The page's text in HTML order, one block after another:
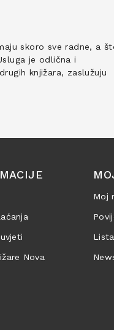
skoro sve radne, a
je odlična i
knjižara, zaslužuju
Nova
Moj